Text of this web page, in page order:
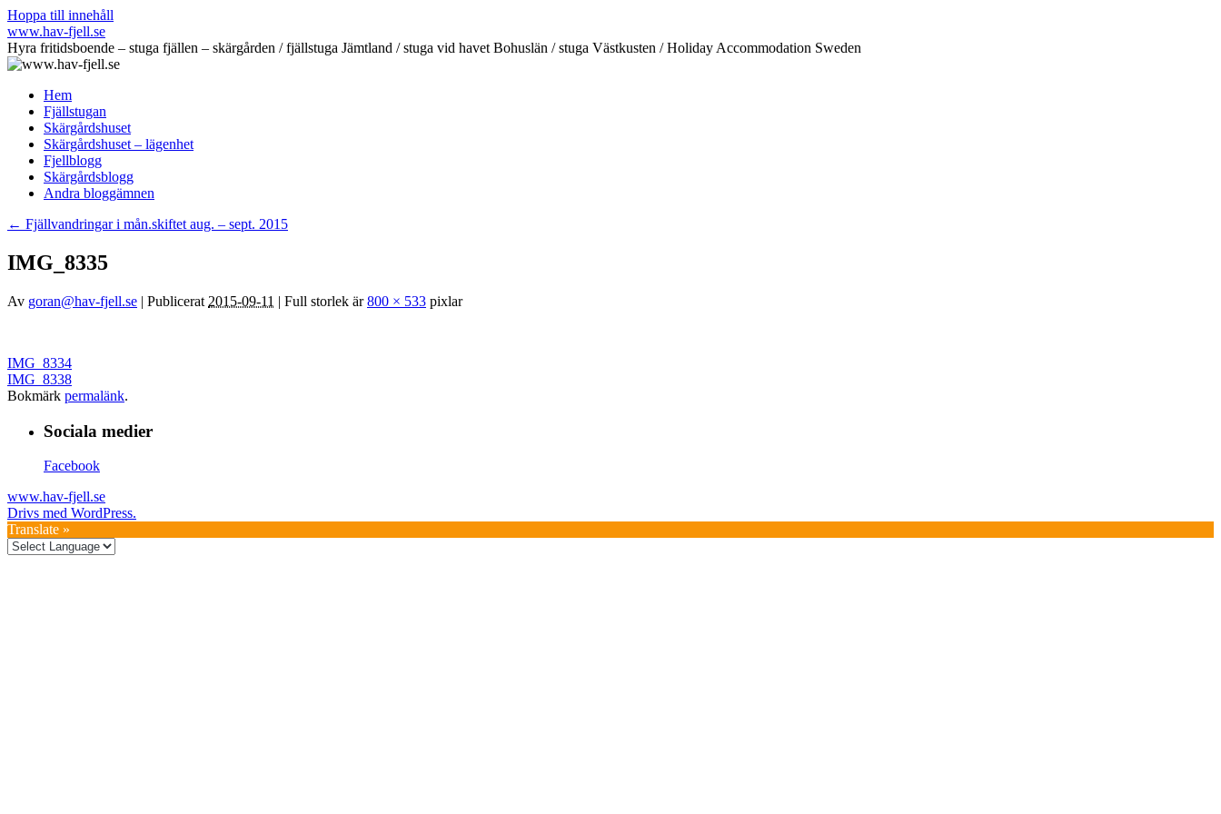
Hoppa till innehåll
www.hav-fjell.se
Hyra fritidsboende – stuga fjällen – skärgården / fjällstuga Jämtland / stuga vid havet Bohuslän / stuga Västkusten / Holiday Accommodation Sweden
Hem
Fjällstugan
Skärgårdshuset
Skärgårdshuset – lägenhet
Fjellblogg
Skärgårdsblogg
Andra bloggämnen
← Fjällvandringar i mån.skiftet aug. – sept. 2015
IMG_8335
Av goran@hav-fjell.se | Publicerat 2015-09-11 | Full storlek är800 × 533 pixlar
IMG_8334
IMG_8338
Bokmärk permalänk.
Sociala medier
Facebook
www.hav-fjell.se
Drivs med WordPress.
Translate »